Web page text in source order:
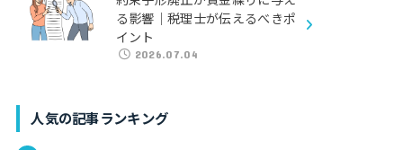
る影響｜税理士が伝えるべきポ
イント
2026.07.04
人気の記事ランキング